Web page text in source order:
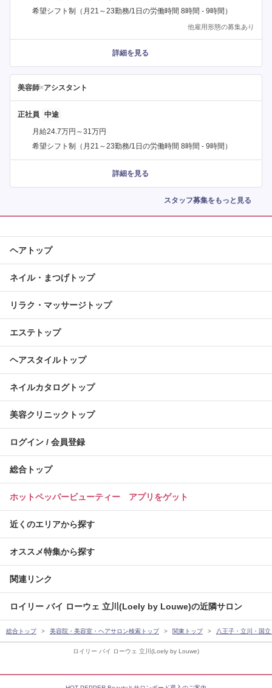
ロイリー バイ ローウェ 立川(Loely by Louwe)
希望シフト制（月21～23勤務/1日の労働時間 8時間 - 9時間）
他雇用形態の募集あり
詳細を見る
美容師×アシスタント
正社員
月給24.7万円～31万円
希望シフト制（月21～23勤務/1日の労働時間 8時間 - 9時間）
詳細を見る
スタッフ募集をもっと見る
ヘアトップ
ネイル・まつげトップ
リラク・マッサージトップ
エステトップ
ヘアスタイルトップ
ネイルカタログトップ
美容クリニックトップ
ログイン / 会員登録
総合トップ
ホットペッパービューティー アプリをゲット
近くのエリアから探す
オススメ特集から探す
関連リンク
ロイリー バイ ローウェ 立川(Loely by Louwe)の近隣サロン
総合トップ 美容院・美容室・ヘアサロン検索トップ 関東トップ 八王子・立川・国